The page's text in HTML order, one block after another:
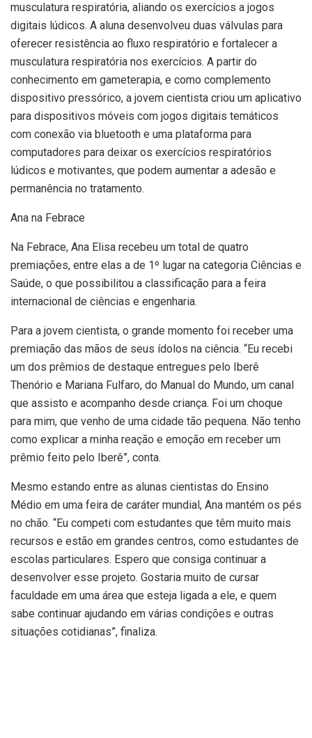
musculatura respiratória, aliando os exercícios a jogos
digitais lúdicos. A aluna desenvolveu duas válvulas para
oferecer resistência ao fluxo respiratório e fortalecer a
musculatura respiratória nos exercícios. A partir do
conhecimento em gameterapia, e como complemento
dispositivo pressórico, a jovem cientista criou um aplicativo
para dispositivos móveis com jogos digitais temáticos
com conexão via bluetooth e uma plataforma para
computadores para deixar os exercícios respiratórios
lúdicos e motivantes, que podem aumentar a adesão e
permanência no tratamento.
Ana na Febrace
Na Febrace, Ana Elisa recebeu um total de quatro
premiações, entre elas a de 1º lugar na categoria Ciências e
Saúde, o que possibilitou a classificação para a feira
internacional de ciências e engenharia.
Para a jovem cientista, o grande momento foi receber uma
premiação das mãos de seus ídolos na ciência. “Eu recebi
um dos prêmios de destaque entregues pelo Iberê
Thenório e Mariana Fulfaro, do Manual do Mundo, um canal
que assisto e acompanho desde criança. Foi um choque
para mim, que venho de uma cidade tão pequena. Não tenho
como explicar a minha reação e emoção em receber um
prêmio feito pelo Iberê”, conta.
Mesmo estando entre as alunas cientistas do Ensino
Médio em uma feira de caráter mundial, Ana mantém os pés
no chão. “Eu competi com estudantes que têm muito mais
recursos e estão em grandes centros, como estudantes de
escolas particulares. Espero que consiga continuar a
desenvolver esse projeto. Gostaria muito de cursar
faculdade em uma área que esteja ligada a ele, e quem
sabe continuar ajudando em várias condições e outras
situações cotidianas”, finaliza.